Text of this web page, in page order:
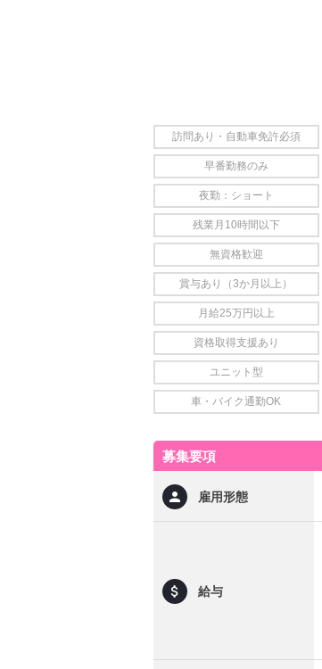
訪問あり・自動車免許必須
早番勤務のみ
夜勤：ショート
残業月10時間以下
無資格歓迎
賞与あり（3か月以上）
月給25万円以上
資格取得支援あり
ユニット型
車・バイク通勤OK
募集要項
雇用形態
給与